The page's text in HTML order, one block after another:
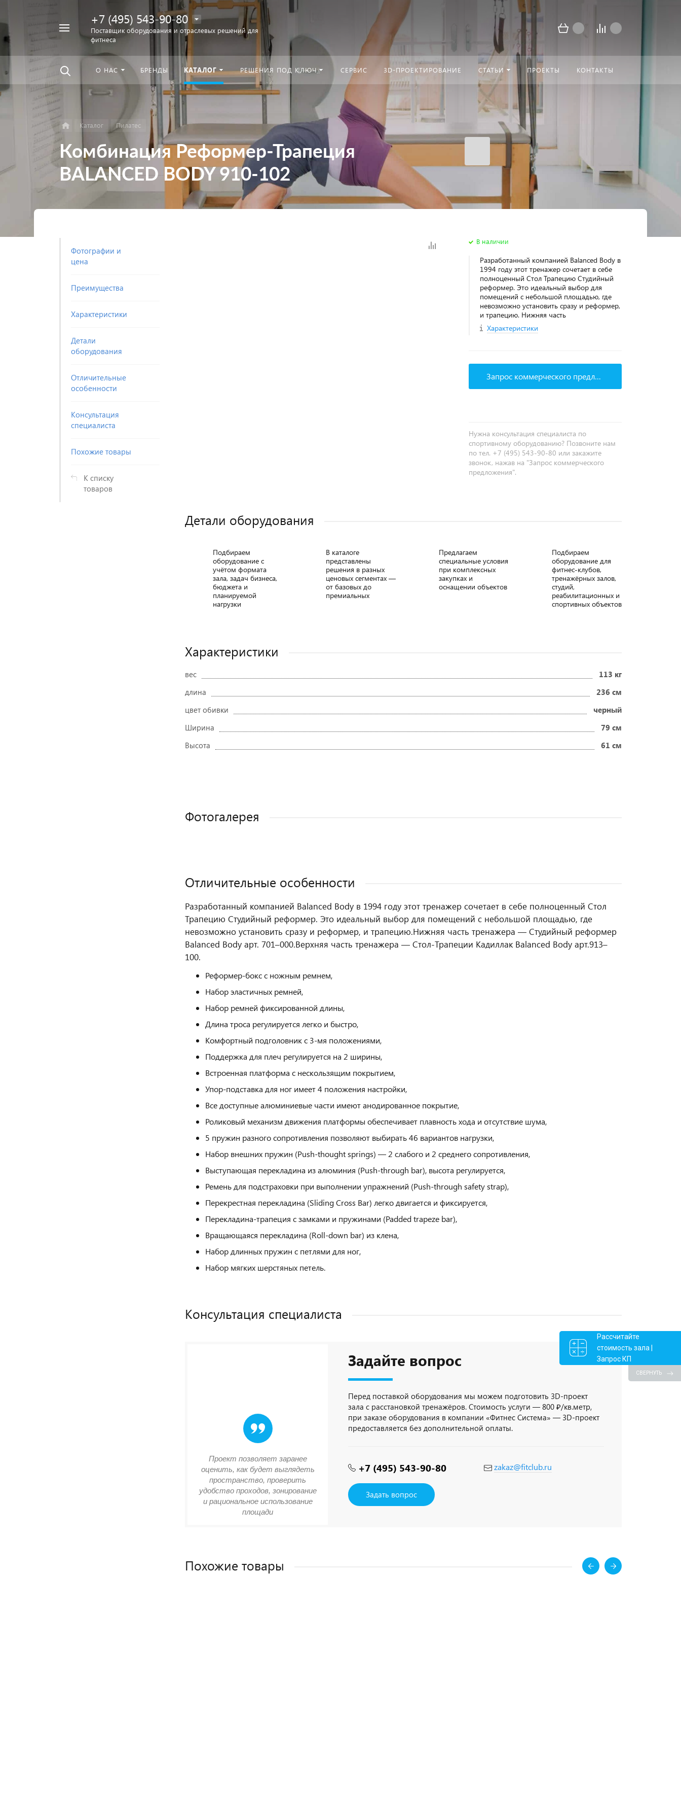
вездеНайти
дорожка
+7 (495) 543-90-80
Поставщик оборудования и отраслевых решений для
фитнеса
О НАС БРЕНДЫ КАТАЛОГ РЕШЕНИЯ ПОД КЛЮЧ СЕРВИС 3D-ПРОЕКТИРОВАНИЕ СТАТЬИ ПРОЕКТЫ КОНТАКТЫ
Каталог Пилатес
Комбинация Реформер-Трапеция
BALANCED BODY 910-102
Фотографии и
цена
Преимущества
Характеристики
Детали
оборудования
Отличительные
особенности
Консультация
специалиста
Похожие товары
К списку
товаров
В наличии
Разработанный компанией Balanced Body в
1994 году этот тренажер сочетает в себе
полноценный Стол Трапецию Студийный
реформер. Это идеальный выбор для
помещений с небольшой площадью, где
невозможно установить сразу и реформер,
и трапецию. Нижняя часть
Характеристики
Запрос коммерческого предложения
Нужна консультация специалиста по
спортивному оборудованию? Позвоните нам
по тел. +7 (495) 543-90-80 или закажите
звонок, нажав на "Запрос коммерческого
предложения".
Детали оборудования
Подбираем
оборудование с
учётом формата
зала, задач бизнеса,
бюджета и
планируемой
нагрузки
В каталоге
представлены
решения в разных
ценовых сегментах —
от базовых до
премиальных
Предлагаем
специальные условия
при комплексных
закупках и
оснащении объектов
Подбираем
оборудование для
фитнес-клубов,
тренажёрных залов,
студий,
реабилитационных и
спортивных объектов
Характеристики
вес
113 кг
длина
236 см
цвет обивки
черный
Ширина
79 см
Высота
61 см
Фотогалерея
Отличительные особенности
Разработанный компанией Balanced Body в 1994 году этот тренажер сочетает в себе полноценный Стол
Трапецию Студийный реформер. Это идеальный выбор для помещений с небольшой площадью, где
невозможно установить сразу и реформер, и трапецию.Нижняя часть тренажера — Студийный реформер
Balanced Body арт. 701–000.Верхняя часть тренажера — Стол-Трапеции Кадиллак Balanced Body арт.913–
100.
Реформер-бокс с ножным ремнем,
Набор эластичных ремней,
Набор ремней фиксированной длины,
Длина троса регулируется легко и быстро,
Комфортный подголовник с 3-мя положениями,
Поддержка для плеч регулируется на 2 ширины,
Встроенная платформа с нескользящим покрытием,
Упор-подставка для ног имеет 4 положения настройки,
Все доступные алюминиевые части имеют анодированное покрытие,
Роликовый механизм движения платформы обеспечивает плавность хода и отсутствие шума,
5 пружин разного сопротивления позволяют выбирать 46 вариантов нагрузки,
Набор внешних пружин (Push-thought springs) — 2 слабого и 2 среднего сопротивления,
Выступающая перекладина из алюминия (Push-through bar), высота регулируется,
Ремень для подстраховки при выполнении упражнений (Push-through safety strap),
Перекрестная перекладина (Sliding Cross Bar) легко двигается и фиксируется,
Перекладина-трапеция с замками и пружинами (Padded trapeze bar),
Вращающаяся перекладина (Roll-down bar) из клена,
Набор длинных пружин с петлями для ног,
Набор мягких шерстяных петель.
Консультация специалиста
Задайте вопрос
Перед поставкой оборудования мы можем подготовить 3D-проект
зала с расстановкой тренажёров. Стоимость услуги — 800 ₽/кв.метр,
при заказе оборудования в компании «Фитнес Система» — 3D-проект
предоставляется без дополнительной оплаты.
+7 (495) 543-90-80 zakaz@fitclub.ru
Задать вопрос
Проект позволяет заранее
оценить, как будет выглядеть
пространство, проверить
удобство проходов, зонирование
и рациональное использование
площади
Похожие товары
Рассчитайте
стоимость зала |
Запрос КП
СВЕРНУТЬ